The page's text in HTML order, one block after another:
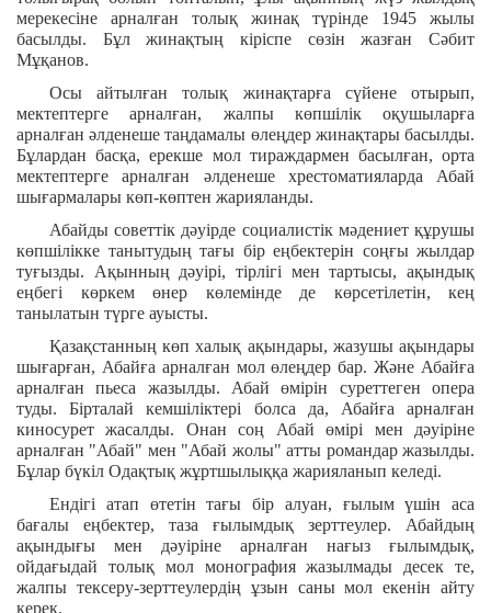
мерекесіне арналған толық жинақ түрінде 1945 жылы
басылды. Бұл жинақтың кіріспе сөзін жазған Сәбит
Мұқанов.
Осы айтылған толық жинақтарға сүйене отырып,
мектептерге арналған, жалпы көпшілік оқушыларға
арналған әлденеше таңдамалы өлеңдер жинақтары басылды.
Бұлардан басқа, ерекше мол тираждармен басылған, орта
мектептерге арналған әлденеше хрестоматияларда Абай
шығармалары көп-көптен жарияланды.
Абайды советтік дәуірде социалистік мәдениет құрушы
көпшілікке танытудың тағы бір еңбектерін соңғы жылдар
туғызды. Ақынның дәуірі, тірлігі мен тартысы, ақындық
еңбегі көркем өнер көлемінде де көрсетілетін, кең
танылатын түрге ауысты.
Қазақстанның көп халық ақындары, жазушы ақындары
шығарған, Абайға арналған мол өлеңдер бар. Және Абайға
арналған пьеса жазылды. Абай өмірін суреттеген опера
туды. Бірталай кемшіліктері болса да, Абайға арналған
киносурет жасалды. Онан соң Абай өмірі мен дәуіріне
арналған "Абай" мен "Абай жолы" атты романдар жазылды.
Бұлар бүкіл Одақтық жұртшылыққа жарияланып келеді.
Ендігі атап өтетін тағы бір алуан, ғылым үшін аса
бағалы еңбектер, таза ғылымдық зерттеулер. Абайдың
ақындығы мен дәуіріне арналған нағыз ғылымдық,
ойдағыдай толық мол монография жазылмады десек те,
жалпы тексеру-зерттеулердің ұзын саны мол екенін айту
керек.